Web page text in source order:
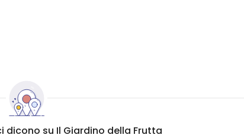
dicono su Il Giardino della Frutta